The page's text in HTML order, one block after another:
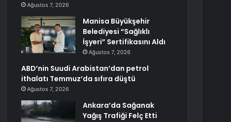
Ağustos 7, 2026
Manisa Büyükşehir
Belediyesi “Sağlıklı
İşyeri” Sertifikasını Aldı
Ağustos 7, 2026
ABD’nin Suudi Arabistan’dan petrol
ithalatı Temmuz’da sıfıra düştü
Ağustos 7, 2026
Ankara’da Sağanak
Yağış Trafiği Felç Etti